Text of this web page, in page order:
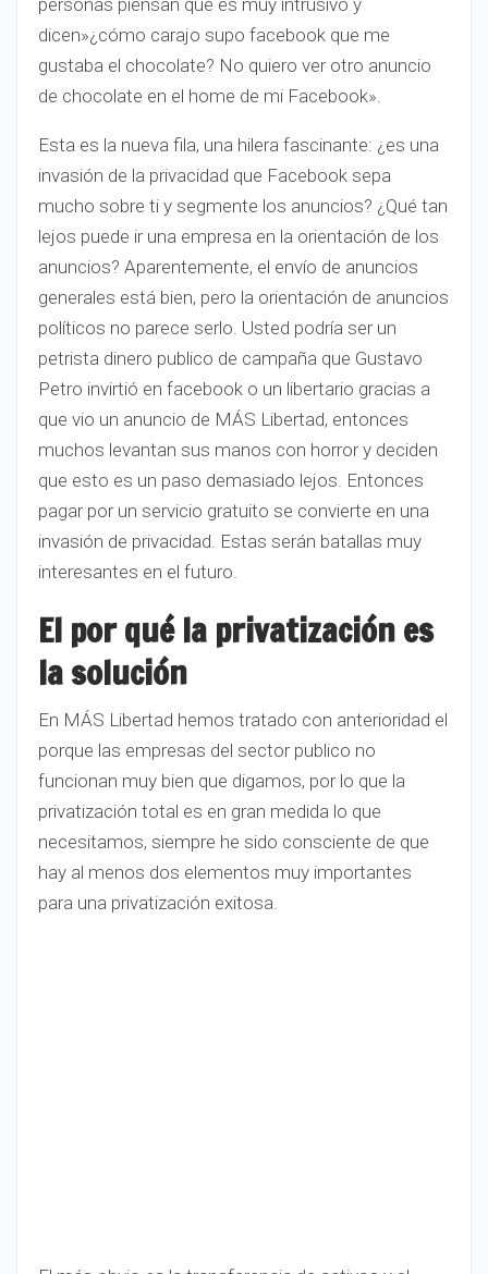
personas piensan que es muy intrusivo y
dicen»¿cómo carajo supo facebook que me
gustaba el chocolate? No quiero ver otro anuncio
de chocolate en el home de mi Facebook».
Esta es la nueva fila, una hilera fascinante: ¿es una
invasión de la privacidad que Facebook sepa
mucho sobre ti y segmente los anuncios? ¿Qué tan
lejos puede ir una empresa en la orientación de los
anuncios? Aparentemente, el envío de anuncios
generales está bien, pero la orientación de anuncios
políticos no parece serlo. Usted podría ser un
petrista dinero publico de campaña que Gustavo
Petro invirtió en facebook o un libertario gracias a
que vio un anuncio de MÁS Libertad, entonces
muchos levantan sus manos con horror y deciden
que esto es un paso demasiado lejos. Entonces
pagar por un servicio gratuito se convierte en una
invasión de privacidad. Estas serán batallas muy
interesantes en el futuro.
El por qué la privatización es
la solución
En MÁS Libertad hemos tratado con anterioridad el
porque las empresas del sector publico no
funcionan muy bien que digamos, por lo que la
privatización total es en gran medida lo que
necesitamos, siempre he sido consciente de que
hay al menos dos elementos muy importantes
para una privatización exitosa.